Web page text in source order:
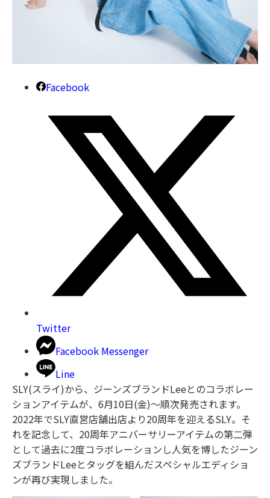
Facebook
Twitter
Facebook Messenger
Line
SLY(スライ)から、ジーンズブランドLeeとのコラボレー
ションアイテムが、6月10日(金)〜順次発売されます。
2022年でSLY直営店舗出店より20周年を迎えるSLY。そ
れを記念して、20周年アニバーサリーアイテムの第二弾
として過去に2度コラボレーションし人気を博したジーン
ズブランドLeeとタッグを組んだスペシャルエディショ
ンが再び実現しました。